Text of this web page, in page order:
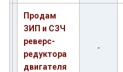
Продам
ЗИП и СЗЧ
реверс-
редуктора
двигателя
-